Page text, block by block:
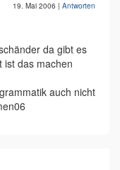
19. Mai 2006 | Antworten
da gibt es
ist das machen
auch nicht